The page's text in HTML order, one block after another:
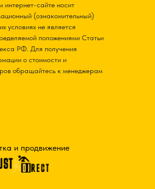
и продвижение
сайте носит
(ознакомительный)
условиях не является
положениями Статьи
РФ. Для получения
о стоимости и
обращайтесь к менеджерам